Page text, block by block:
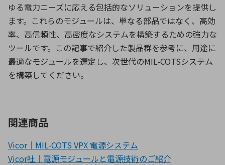
ゆる電力ニーズに応える包括的なソリューションを提供し
ます。これらのモジュールは、単なる部品ではなく、高効
率、高信頼性、高密度なシステムを構築するための強力な
ツールです。この記事で紹介した製品群を参考に、用途に
最適なモジュールを選定し、次世代のMIL-COTSシステム
を構築してください。
関連商品
Vicor｜MIL-COTS VPX 電源システム
Vicor社｜電源モジュールと電源技術のご紹介